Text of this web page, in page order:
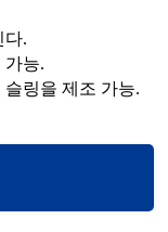
다.
가능.
링을 제조 가능.